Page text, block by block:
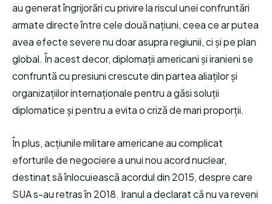
au generat îngrijorări cu privire la riscul unei confruntări
armate directe între cele două națiuni, ceea ce ar putea
avea efecte severe nu doar asupra regiunii, ci și pe plan
global. În acest decor, diplomații americani și iranieni se
confruntă cu presiuni crescute din partea aliaților și
organizațiilor internaționale pentru a găsi soluții
diplomatice și pentru a evita o criză de mari proporții.
În plus, acțiunile militare americane au complicat
eforturile de negociere a unui nou acord nuclear,
destinat să înlocuiească acordul din 2015, despre care
SUA s-au retras în 2018. Iranul a declarat că nu va reveni